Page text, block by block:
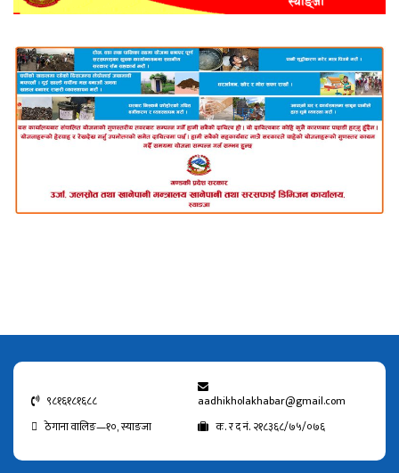
९८१६१८१६८८
aadhikholakhabar@gmail.com
ठेगाना वालिङ—१०, स्याङजा
क. र द नं. २१८३६८/७५/०७६